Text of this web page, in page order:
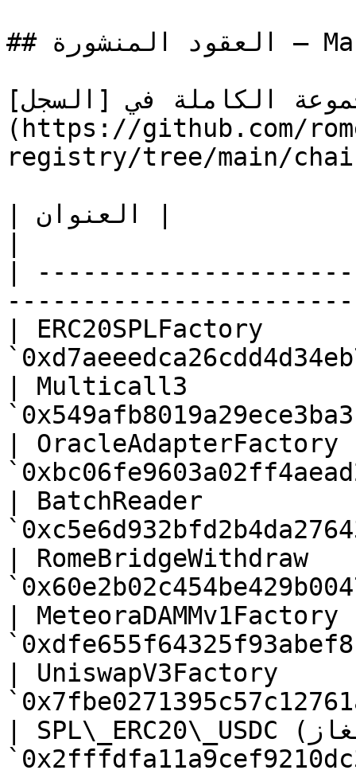
## العقود المنشورة — Martius (testnet, 121214)
الكاملة في [السجل]
(https://github.com/
registry/tree/main/
|
| ERC20SPLFactory
| Multicall3
|
| BatchReader
|
|
|
| SPL\_ERC20\_USDC (رمز الغاز) |
`0x2fffdfa11a9cef9210dc34e975649f09119c4efb` |